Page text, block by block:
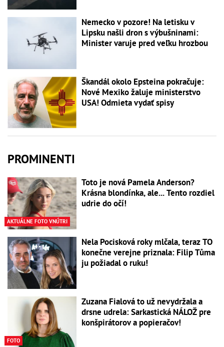
Nemecko v pozore! Na letisku v
Lipsku našli dron s výbušninami:
Minister varuje pred veľku hrozbou
Škandál okolo Epsteina pokračuje:
Nové Mexiko žaluje ministerstvo
USA! Odmieta vydať spisy
PROMINENTI
AKTUÁLNE FOTO VNÚTRI
Toto je nová Pamela Anderson?
Krásna blondínka, ale... Tento rozdiel
udrie do očí!
Nela Pocisková roky mlčala, teraz TO
konečne verejne priznala: Filip Tůma
ju požiadal o ruku!
FOTO
Zuzana Fialová to už nevydržala a
drsne udrela: Sarkastická NÁLOŽ pre
konšpirátorov a popieračov!